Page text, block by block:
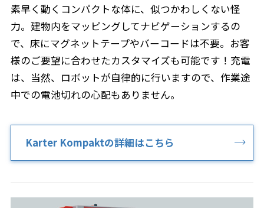
素早く動くコンパクトな体に、似つかわしくない怪
力。建物内をマッピングしてナビゲーションするの
で、床にマグネットテープやバーコードは不要。お客
様のご要望に合わせたカスタマイズも可能です！充電
は、当然、ロボットが自律的に行いますので、作業途
中での電池切れの心配もありません。
Karter Kompaktの詳細はこちら